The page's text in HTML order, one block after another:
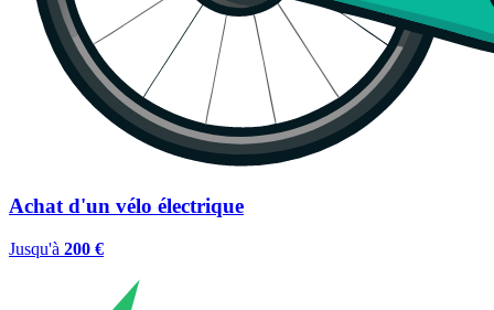
Achat d'un vélo électrique
Jusqu'à 200 €